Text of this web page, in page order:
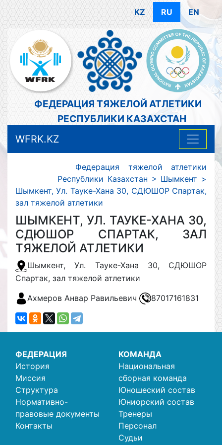
KZ RU EN
ФЕДЕРАЦИЯ ТЯЖЕЛОЙ АТЛЕТИКИ
РЕСПУБЛИКИ КАЗАХСТАН
WFRK.KZ
Федерация тяжелой атлетики
Республики Казахстан > Шымкент >
Шымкент, Ул. Тауке-Хана 30, СДЮШОР Спартак,
зал тяжелой атлетики
ШЫМКЕНТ, УЛ. ТАУКЕ-ХАНА 30,
СДЮШОР СПАРТАК, ЗАЛ
ТЯЖЕЛОЙ АТЛЕТИКИ
Шымкент, Ул. Тауке-Хана 30, СДЮШОР
Спартак, зал тяжелой атлетики
Ахмеров Анвар Равильевич
87017161831
ФЕДЕРАЦИЯ
История
Миссия
Структура
Нормативно-
правовые документы
Контакты
КОМАНДА
Национальная
сборная команда
Юношеский состав
Юниорский состав
Тренеры
Персонал
Судьи